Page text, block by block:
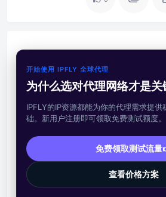
开始使用 IPFLY 全球代理
为什么选对代理网络才是关
IPFLY的IP资源都能为你的代理需求提供
础。新用户注册即可领取免费测试额度。
免费领取测试流量
查看价格方案